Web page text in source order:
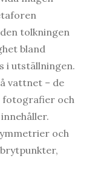
tolkningen
bland
i utställningen.
vattnet – de
fotografier och
och